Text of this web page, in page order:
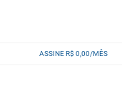
ASSINE R$ 0,00/MÊS